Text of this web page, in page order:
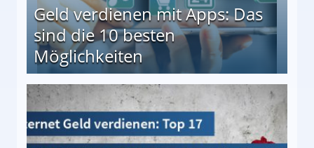
Geld verdienen mit Apps: Das
sind die 10 besten
Möglichkeiten
besten Möglichkeiten